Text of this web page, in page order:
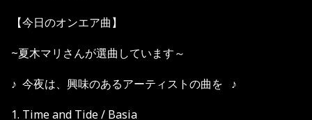
【今日のオンエア曲】
~夏木マリさんが選曲しています～
♪ 今夜は、興味のあるアーティストの曲を ♪
1. Time and Tide / Basia